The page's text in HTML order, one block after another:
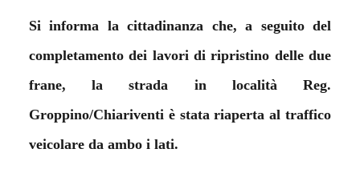
Si informa la cittadinanza che, a seguito del
completamento dei lavori di ripristino delle due
frane,la strada in località Reg.
Groppino/Chiariventi è stata riaperta al traffico
veicolare da ambo i lati.